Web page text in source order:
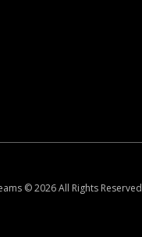
© 2026 All Rights Reserved